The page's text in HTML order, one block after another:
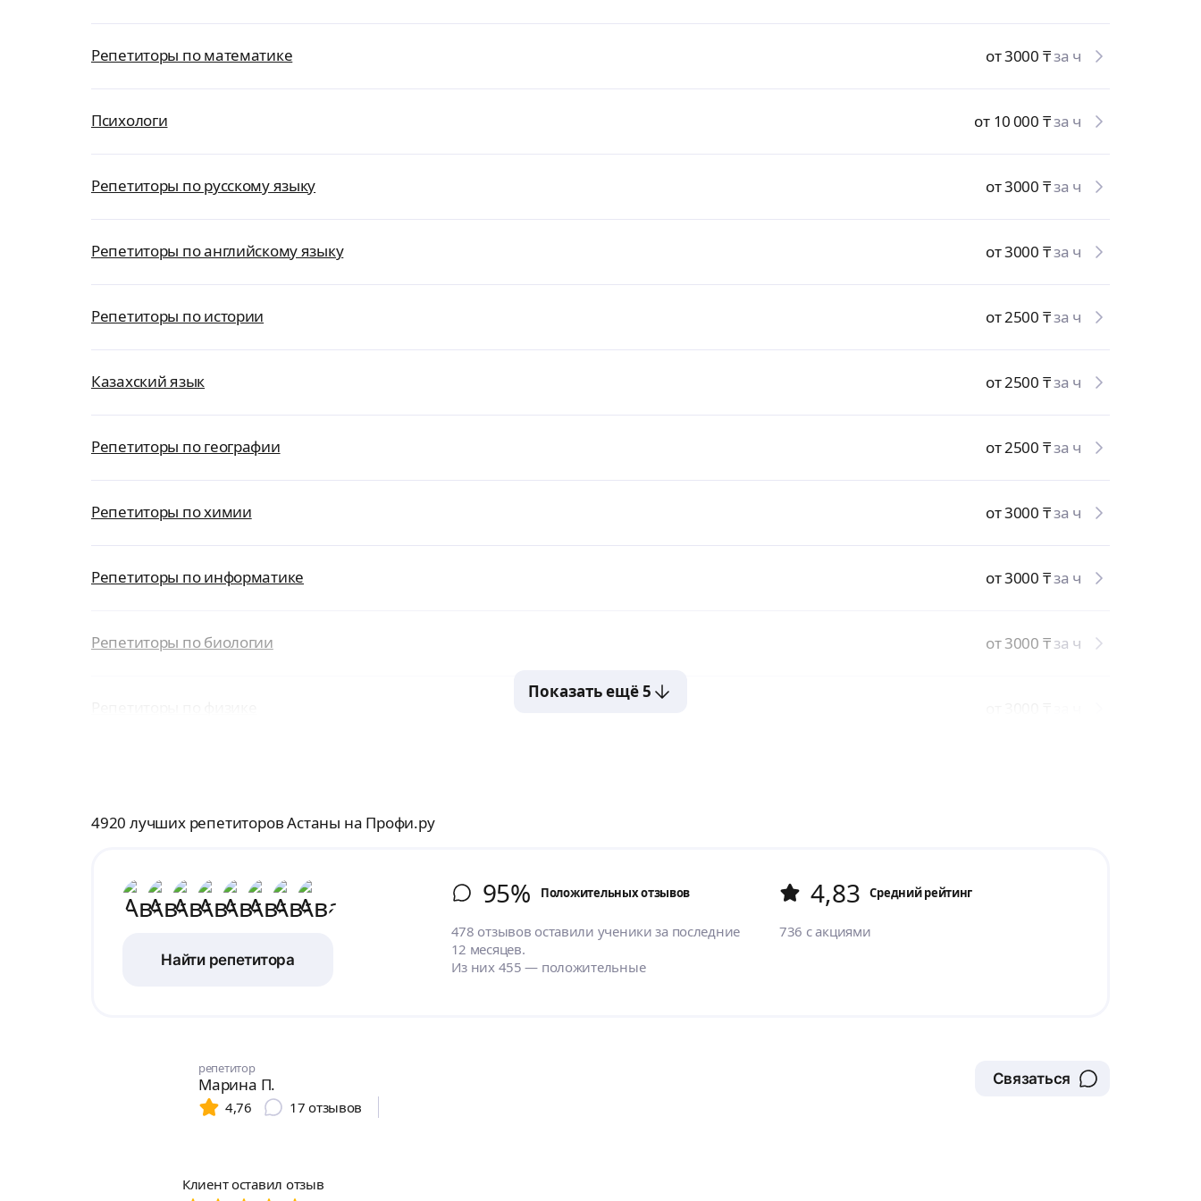
Репетиторы по математике от 3000 ₸за ч
Психологи от 10 000 ₸за ч
Репетиторы по русскому языку от 3000 ₸за ч
Репетиторы по английскому языку от 3000 ₸за ч
Репетиторы по истории от 2500 ₸за ч
Казахский язык от 2500 ₸за ч
Репетиторы по географии от 2500 ₸за ч
Репетиторы по химии от 3000 ₸за ч
Репетиторы по информатике от 3000 ₸за ч
Репетиторы по биологии от 3000 ₸за ч
Показать ещё 5
4920 лучших репетиторов Астаны на Профи.ру
Найти репетитора
95% Положительных отзывов
478 отзывов оставили ученики за последние
12 месяцев.
Из них 455 — положительные
4,83 Cредний рейтинг
736 с акциями
репетитор
Марина П.
Связаться
4,76
17 отзывов
Клиент оставил отзыв